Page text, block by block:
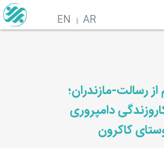
AR
EN
رسالت-مازندران؛
دامپروری
کاکرون